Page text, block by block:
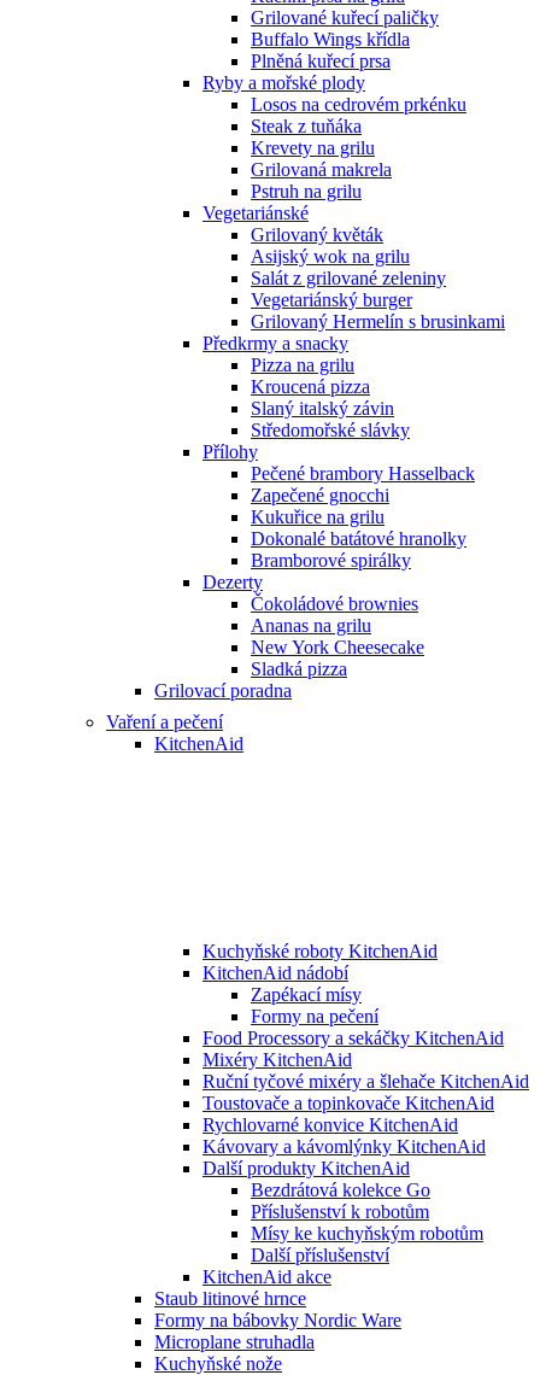
Grilované kuřecí paličky
Buffalo Wings křídla
Plněná kuřecí prsa
Ryby a mořské plody
Losos na cedrovém prkénku
Steak z tuňáka
Krevety na grilu
Grilovaná makrela
Pstruh na grilu
Vegetariánské
Grilovaný květák
Asijský wok na grilu
Salát z grilované zeleniny
Vegetariánský burger
Grilovaný Hermelín s brusinkami
Předkrmy a snacky
Pizza na grilu
Kroucená pizza
Slaný italský závin
Středomořské slávky
Přílohy
Pečené brambory Hasselback
Zapečené gnocchi
Kukuřice na grilu
Dokonalé batátové hranolky
Bramborové spirálky
Dezerty
Čokoládové brownies
Ananas na grilu
New York Cheesecake
Sladká pizza
Grilovací poradna
Vaření a pečení
KitchenAid
Kuchyňské roboty KitchenAid
KitchenAid nádobí
Zapékací mísy
Formy na pečení
Food Processory a sekáčky KitchenAid
Mixéry KitchenAid
Ruční tyčové mixéry a šlehače KitchenAid
Toustovače a topinkovače KitchenAid
Rychlovarné konvice KitchenAid
Kávovary a kávomlýnky KitchenAid
Další produkty KitchenAid
Bezdrátová kolekce Go
Příslušenství k robotům
Mísy ke kuchyňským robotům
Další příslušenství
KitchenAid akce
Staub litinové hrnce
Formy na bábovky Nordic Ware
Microplane struhadla
Kuchyňské nože